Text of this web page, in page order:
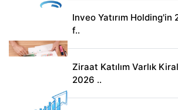
Inveo Yatırım Holding'in
f..
Ziraat Katılım Varlık
2026 ..